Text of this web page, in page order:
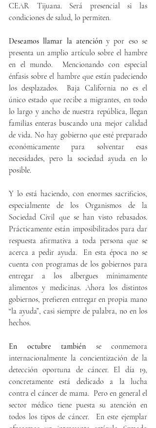
CEAR Tijuana. Será presencial si las
condiciones de salud, lo permiten.
Deseamos llamar la atención y por eso se
presenta un amplio artículo sobre el hambre
en el mundo.  Mencionando con especial
énfasis sobre el hambre que están padeciendo
los desplazados.  Baja California no es el
único estado que recibe a migrantes, en todo
lo largo y ancho de nuestra república, llegan
familias enteras buscando una mejor calidad
de vida. No hay gobierno que esté preparado
económicamente para solventar esas
necesidades, pero la sociedad ayuda en lo
posible.
Y lo está haciendo, con enormes sacrificios,
especialmente de los Organismos de la
Sociedad Civil que se han visto rebasados.
Prácticamente están imposibilitados para dar
respuesta afirmativa a toda persona que se
acerca a pedir ayuda.  En esta época no se
cuenta con programas de los gobiernos para
entregar a los albergues mínimamente
alimentos y medicinas. Ahora los distintos
gobiernos, prefieren entregar en propia mano
“la ayuda”, casi siempre de palabra, no en los
hechos.
En octubre también se conmemora
internacionalmente la concientización de la
detección oportuna de cáncer. El día 19,
concretamente está dedicado a la lucha
contra el cáncer de mama.  Pero en general el
sector médico tiene puesta su atención en
todos los tipos de cáncer.  En este ejemplar